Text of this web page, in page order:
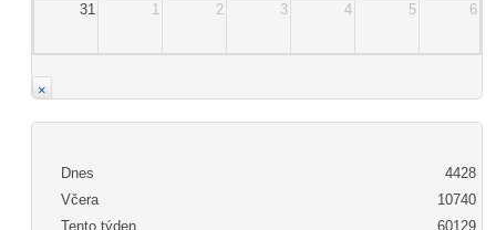
31 1 2 3 4 5 6
×
Dnes
Včera
Tento týden
4428
10740
60129